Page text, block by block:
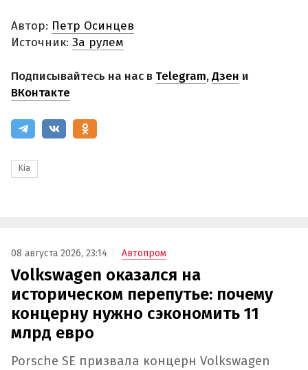
Автор: Петр Осинцев
Источник: За рулем
Подписывайтесь на нас в Telegram,Дзен и
ВКонтакте
Kia
08 августа 2026, 23:14 Автопром
Volkswagen оказался на
историческом перепутье: почему
концерну нужно сэкономить 11
млрд евро
Porsche SE призвала концерн Volkswagen